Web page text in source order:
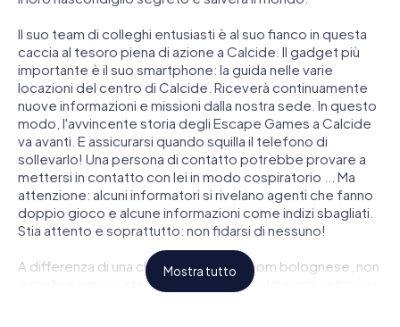
Il suo team di colleghi entusiasti è al suo fianco in questa
caccia al tesoro piena di azione a Calcide. Il gadget più
importante è il suo smartphone: la guida nelle varie
locazioni del centro di Calcide. Riceverà continuamente
nuove informazioni e missioni dalla nostra sede. In questo
modo, l'avvincente storia degli Escape Games a Calcide
va avanti. E assicurarsi quando squilla il telefono di
sollevarlo! Una persona di contatto potrebbe provare a
mettersi in contatto con lei in modo cospiratorio ... Ma
attenzione: alcuni informatori si rivelano agenti che fanno
doppio gioco e alcune informazioni come indizi sbagliati.
Stia attento e soprattutto: non fidarsi di nessuno!
A differenza di una classica Escape Room bolognese, non
è rinchiuso in una stanza dalla quale devi liberarsi entro una
Mostra tutto